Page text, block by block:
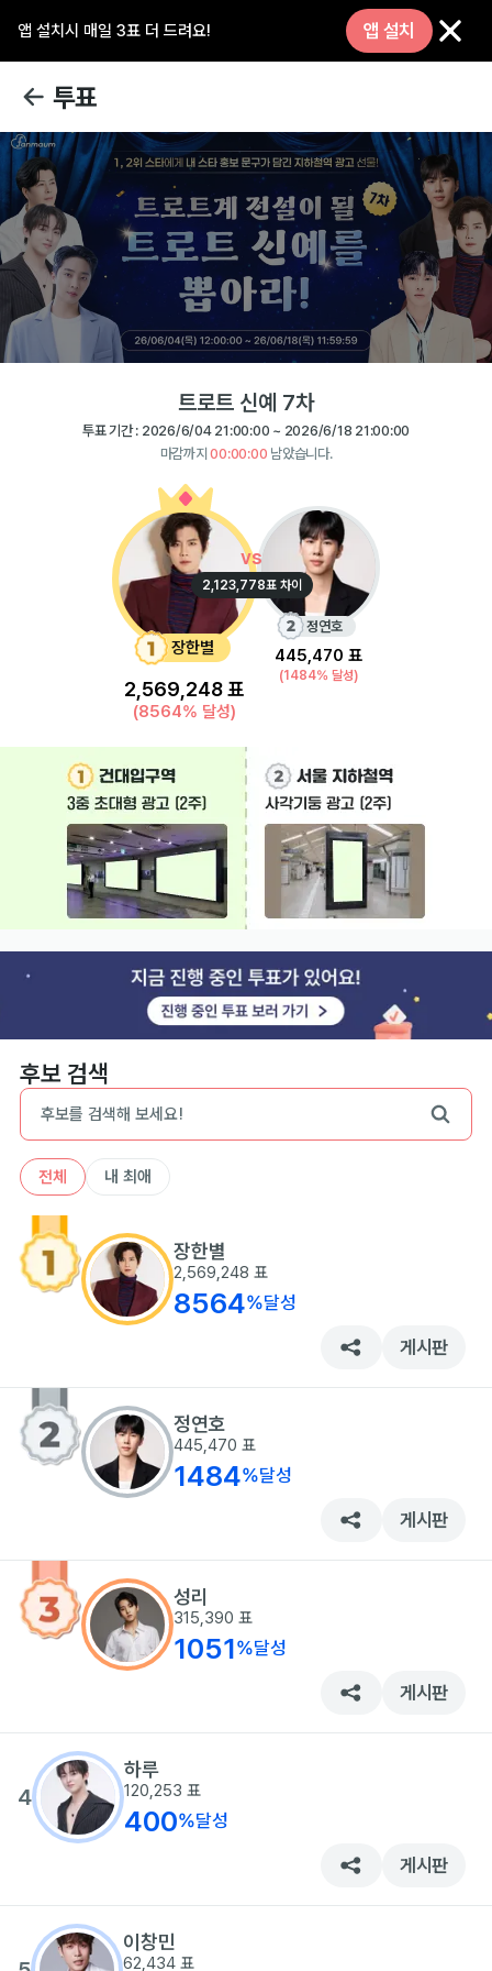
앱 설치시 매일 3표 더 드려요! 앱 설치
투표
트로트 신예 7차
투표 기간 : 2026/6/04 21:00:00 ~ 2026/6/18 21:00:00
마감까지00:00:00 남았습니다.
장한별
2,569,248표
(8564% 달성)
정연호
445,470 표
(1484% 달성)
vs
2,123,778표 차이
후보 검색
전체 내 최애
장한별
2,569,248 표
8564%달성
게시판
정연호
445,470 표
1484%달성
게시판
성리
315,390 표
1051%달성
게시판
4
하루
120,253 표
400%달성
게시판
이창민
62,434 표